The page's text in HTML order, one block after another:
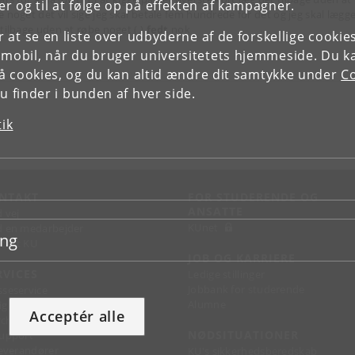
og til at følge op på effekten af kampagner.
at se en liste over udbyderne af de forskellige
når du bruger universitetets hjemmeside. Du
cookies, og du kan altid ændre dit samtykke under
finder i bunden af hver side.
Acceptér alle
noget det vil sige jeg skal betale fem hundrede for det og jeg skal
tilbage uden at røbe noget (.)fedt
KU
FOR STUDERENDE OG
JOB OG KARRIERE